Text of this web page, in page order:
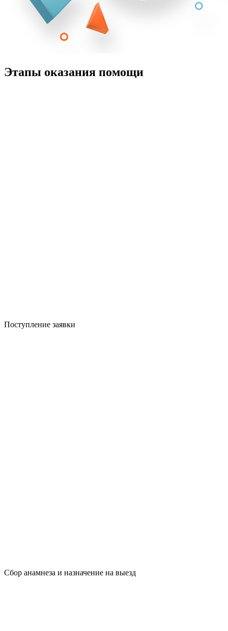
Этапы оказания помощи
Поступление заявки
Сбор анамнеза и назначение на выезд